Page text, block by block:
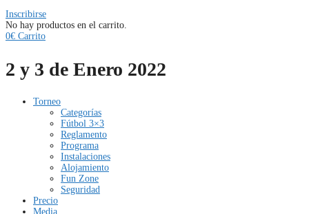
Inscribirse
No hay productos en el carrito.
0€ Carrito
2 y 3 de Enero 2022
Torneo
Categorías
Fútbol 3×3
Reglamento
Programa
Instalaciones
Alojamiento
Fun Zone
Seguridad
Precio
Media